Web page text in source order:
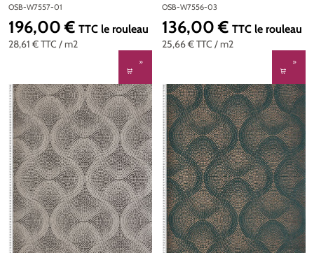
d'Osborne & Little | Réf.
OSB-W7557-01
OSB-W7557-01
28,61 €TTC / m2
Prix régulier :
196,00 € TTC le rouleau
& Little | Réf. OSB-W7556-
03
OSB-W7556-03
25,66 €TTC / m2
Prix régulier :
136,00 € TTC le rouleau